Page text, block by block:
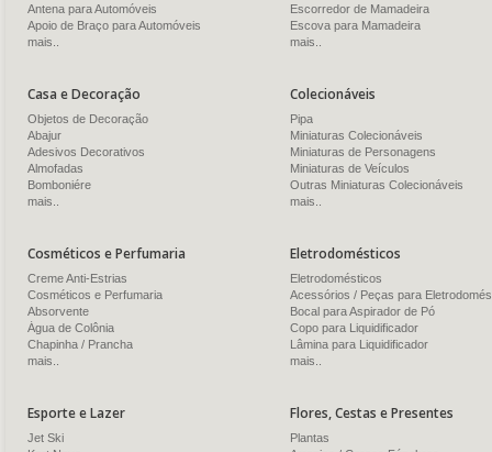
Antena para Automóveis
Apoio de Braço para Automóveis
mais..
Escorredor de Mamadeira
Escova para Mamadeira
mais..
Casa e Decoração
Objetos de Decoração
Abajur
Adesivos Decorativos
Almofadas
Bomboniére
mais..
Colecionáveis
Pipa
Miniaturas Colecionáveis
Miniaturas de Personagens
Miniaturas de Veículos
Outras Miniaturas Colecionáveis
mais..
Cosméticos e Perfumaria
Creme Anti-Estrias
Cosméticos e Perfumaria
Absorvente
Água de Colônia
Chapinha / Prancha
mais..
Eletrodomésticos
Eletrodomésticos
Acessórios / Peças para
Bocal para Aspirador de Pó
Copo para Liquidificador
Lâmina para Liquidificador
mais..
Esporte e Lazer
Jet Ski
Flores, Cestas e Presentes
Plantas